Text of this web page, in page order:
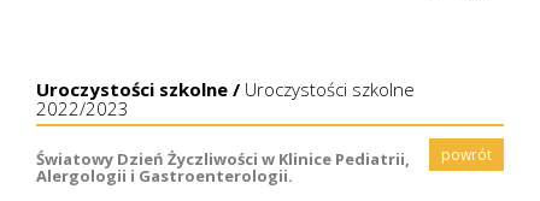
Uroczystości szkolne / Uroczystości szkolne
2022/2023
powrót
Światowy Dzień Życzliwości w Klinice Pediatrii,
Alergologii i Gastroenterologii.